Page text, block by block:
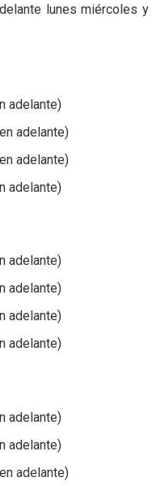
lunes miércoles y
adelante)
adelante)
adelante)
adelante)
adelante)
adelante)
adelante)
adelante)
adelante)
adelante)
adelante)